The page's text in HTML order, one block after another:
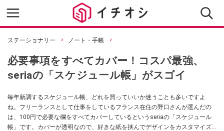
ステーショナリー ノート・手帳
必要事項をすべてカバー！コスパ最強、
seriaの「スケジュール帳」がスゴイ
毎年新調するスケジュール帳、どれを買っていいか迷うことも多いですよ
ね。フリーランスとして仕事をしているフランス在住の野口さんが選んだの
は、100円で必要な欄をすべてカバーしているというseriaの「スケジュール
帳」です。カバーが透明なので、好きな紙を挟んでデザインをカスタマイズ